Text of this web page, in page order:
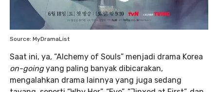
Source: MyDramaList
Saat ini, ya, “Alchemy of Souls” menjadi drama Korea
on-goingyang paling banyak dibicarakan,
mengalahkan drama lainnya yang juga sedang